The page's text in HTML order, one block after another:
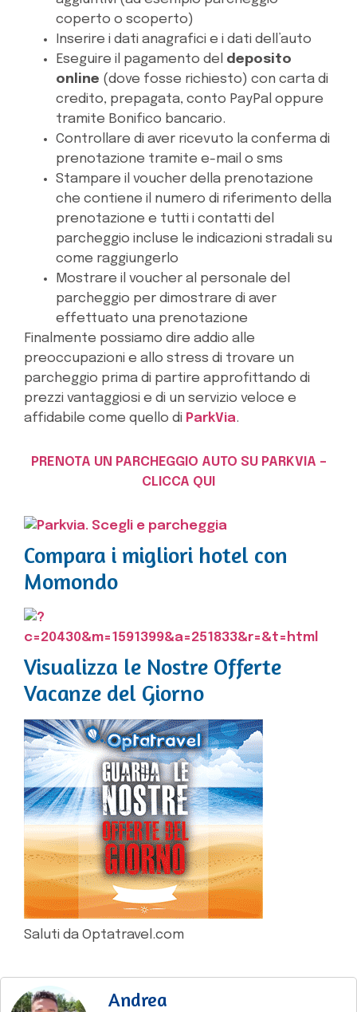
coperto o scoperto)
Inserire i dati anagrafici e i dati dell’auto
Eseguire il pagamento del deposito
online (dove fosse richiesto) con carta di
credito, prepagata, conto PayPal oppure
tramite Bonifico bancario.
Controllare di aver ricevuto la conferma di
prenotazione tramite e-mail o sms
Stampare il voucher della prenotazione
che contiene il numero di riferimento della
prenotazione e tutti i contatti del
parcheggio incluse le indicazioni stradali su
come raggiungerlo
Mostrare il voucher al personale del
parcheggio per dimostrare di aver
effettuato una prenotazione
Finalmente possiamo dire addio alle
preoccupazioni e allo stress di trovare un
parcheggio prima di partire approfittando di
prezzi vantaggiosi e di un servizio veloce e
affidabile come quello di ParkVia.
PRENOTA UN PARCHEGGIO AUTO SU PARKVIA –
CLICCA QUI
Compara i migliori hotel con
Momondo
Visualizza le Nostre Offerte
Vacanze del Giorno
Saluti da Optatravel.com
Andrea